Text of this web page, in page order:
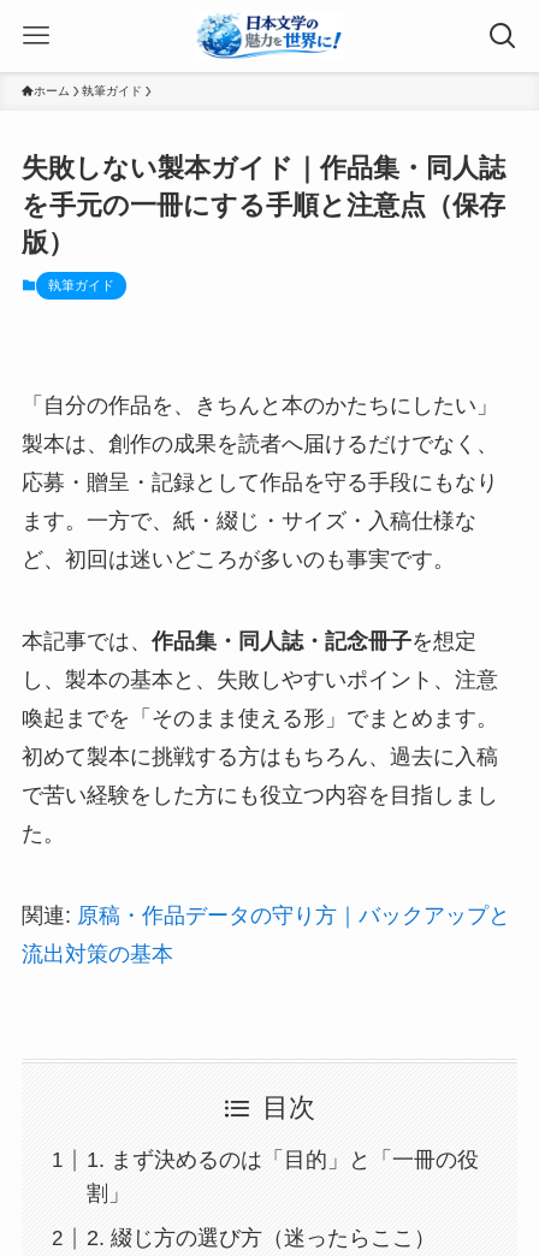
ホーム 執筆ガイド
失敗しない製本ガイド｜作品集・同人誌
を手元の一冊にする手順と注意点（保存
版）
執筆ガイド
「自分の作品を、きちんと本のかたちにしたい」
製本は、創作の成果を読者へ届けるだけでなく、
応募・贈呈・記録として作品を守る手段にもなり
ます。一方で、紙・綴じ・サイズ・入稿仕様な
ど、初回は迷いどころが多いのも事実です。
本記事では、 作品集・同人誌・記念冊子を想定
し、製本の基本と、失敗しやすいポイント、注意
喚起までを「そのまま使える形」でまとめます。
初めて製本に挑戦する方はもちろん、過去に入稿
で苦い経験をした方にも役立つ内容を目指しまし
た。
関連: 原稿・作品データの守り方｜バックアップと
流出対策の基本
目次
1. まず決めるのは「目的」と「一冊の役
割」
2. 綴じ方の選び方（迷ったらここ）